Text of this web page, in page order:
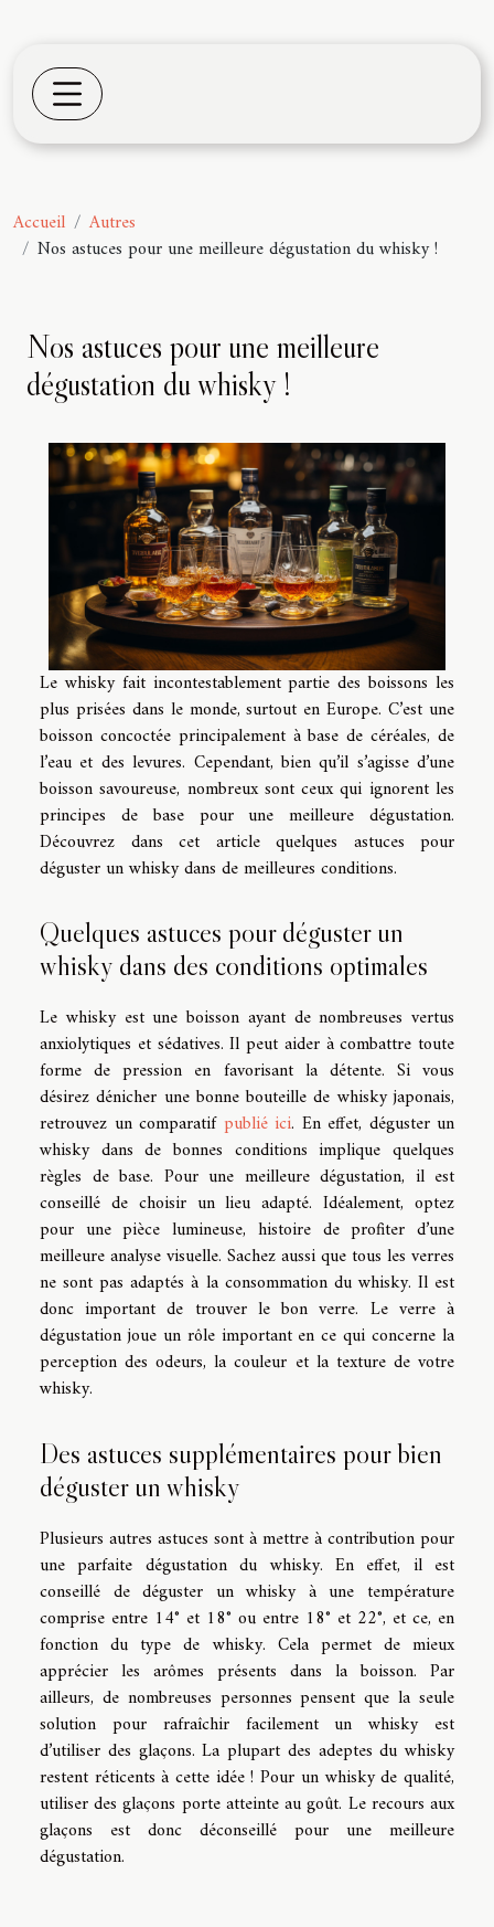
Accueil
Autres
Nos astuces pour une meilleure dégustation du whisky !
Nos astuces pour une meilleure
dégustation du whisky !
Le whisky fait incontestablement partie des boissons les
plus prisées dans le monde, surtout en Europe. C’est une
boisson concoctée principalement à base de céréales, de
l’eau et des levures. Cependant, bien qu’il s’agisse d’une
boisson savoureuse, nombreux sont ceux qui ignorent les
principes de base pour une meilleure dégustation.
Découvrez dans cet article quelques astuces pour
déguster un whisky dans de meilleures conditions.
Quelques astuces pour déguster un
whisky dans des conditions optimales
Le whisky est une boisson ayant de nombreuses vertus
anxiolytiques et sédatives. Il peut aider à combattre toute
forme de pression en favorisant la détente. Si vous
désirez dénicher une bonne bouteille de whisky japonais,
retrouvez un comparatif publié ici. En effet, déguster un
whisky dans de bonnes conditions implique quelques
règles de base. Pour une meilleure dégustation, il est
conseillé de choisir un lieu adapté. Idéalement, optez
pour une pièce lumineuse, histoire de profiter d’une
meilleure analyse visuelle. Sachez aussi que tous les verres
ne sont pas adaptés à la consommation du whisky. Il est
donc important de trouver le bon verre. Le verre à
dégustation joue un rôle important en ce qui concerne la
perception des odeurs, la couleur et la texture de votre
whisky.
Des astuces supplémentaires pour bien
déguster un whisky
Plusieurs autres astuces sont à mettre à contribution pour
une parfaite dégustation du whisky. En effet, il est
conseillé de déguster un whisky à une température
comprise entre 14° et 18° ou entre 18° et 22°, et ce, en
fonction du type de whisky. Cela permet de mieux
apprécier les arômes présents dans la boisson. Par
ailleurs, de nombreuses personnes pensent que la seule
solution pour rafraîchir facilement un whisky est
d’utiliser des glaçons. La plupart des adeptes du whisky
restent réticents à cette idée ! Pour un whisky de qualité,
utiliser des glaçons porte atteinte au goût. Le recours aux
glaçons est donc déconseillé pour une meilleure
dégustation.